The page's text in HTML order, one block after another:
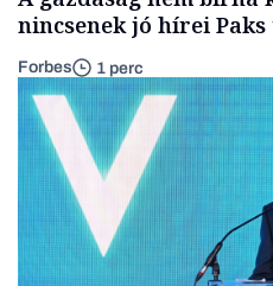
nincsenek jó hírei
Forbes 1 perc